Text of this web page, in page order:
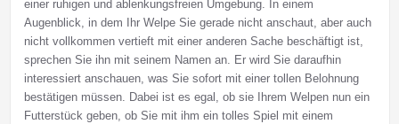
einer ruhigen und ablenkungsfreien Umgebung. In einem
Augenblick, in dem Ihr Welpe Sie gerade nicht anschaut, aber auch
nicht vollkommen vertieft mit einer anderen Sache beschäftigt ist,
sprechen Sie ihn mit seinem Namen an. Er wird Sie daraufhin
interessiert anschauen, was Sie sofort mit einer tollen Belohnung
bestätigen müssen. Dabei ist es egal, ob sie Ihrem Welpen nun ein
Futterstück geben, ob Sie mit ihm ein tolles Spiel mit einem